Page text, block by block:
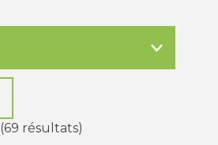
(69 résultats)